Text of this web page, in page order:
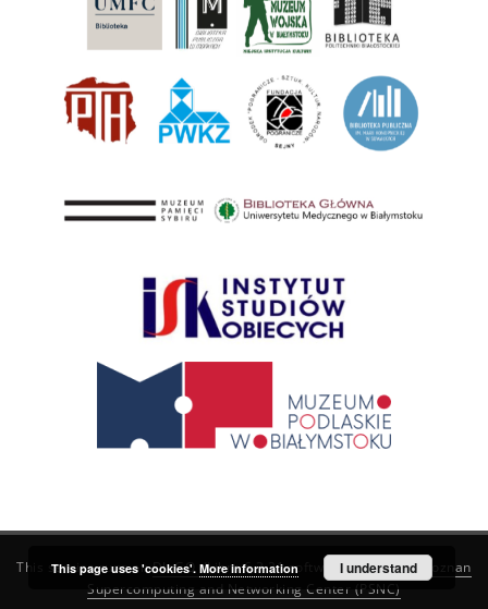
This service runs onDInGO dLibra 6.3.21software created by
Poznan
Supercomputing and Networking Center (PSNC)
This page uses 'cookies'. More information I understand